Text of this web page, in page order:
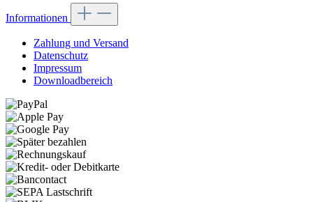
Informationen
Zahlung und Versand
Datenschutz
Impressum
Downloadbereich